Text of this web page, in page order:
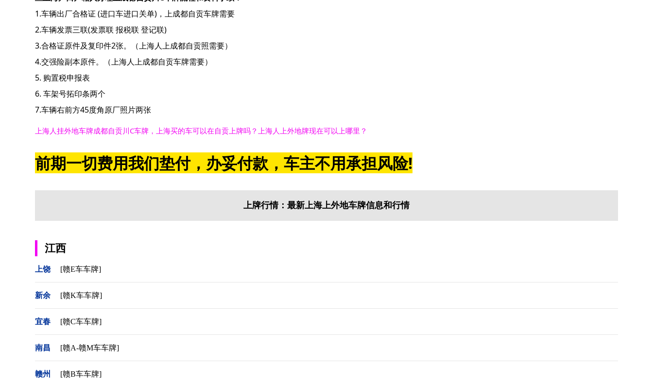
1.车辆出厂合格证 (进口车进口关单)，上成都自贡车牌需要
2.车辆发票三联(发票联 报税联 登记联)
3.合格证原件及复印件2张。（上海人上成都自贡照需要）
4.交强险副本原件。（上海人上成都自贡车牌需要）
5. 购置税申报表
6. 车架号拓印条两个
7.车辆右前方45度角原厂照片两张
上海人挂外地车牌成都自贡川C车牌，上海买的车可以在自贡上牌吗？上海人上外地牌现在可以上哪里？
前期一切费用我们垫付，办妥付款，车主不用承担风险!
上牌行情：最新上海上外地车牌信息和行情
江西
上饶 [赣E车车牌]
新余 [赣K车车牌]
宜春 [赣C车车牌]
南昌 [赣A-赣M车车牌]
赣州 [赣B车车牌]